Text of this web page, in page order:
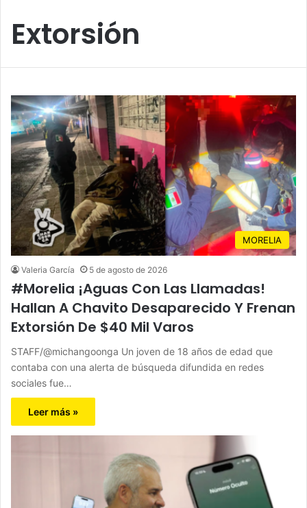
Extorsión
MORELIA
Valeria García 5 de agosto de 2026
#Morelia ¡Aguas Con Las Llamadas!
Hallan A Chavito Desaparecido Y Frenan
Extorsión De $40 Mil Varos
STAFF/@michangoonga Un joven de 18 años de edad que
contaba con una alerta de búsqueda difundida en redes
sociales fue…
Leer más »